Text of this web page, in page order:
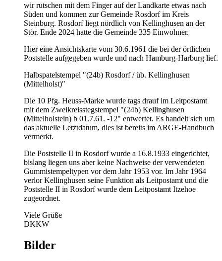
wir rutschen mit dem Finger auf der Landkarte etwas nach
Süden und kommen zur Gemeinde Rosdorf im Kreis
Steinburg. Rosdorf liegt nördlich von Kellinghusen an der
Stör. Ende 2024 hatte die Gemeinde 335 Einwohner.
Hier eine Ansichtskarte vom 30.6.1961 die bei der örtlichen
Poststelle aufgegeben wurde und nach Hamburg-Harburg lief.
Halbspatelstempel "(24b) Rosdorf / üb. Kellinghusen
(Mittelholst)"
Die 10 Pfg. Heuss-Marke wurde tags drauf im Leitpostamt
mit dem Zweikreisstegstempel "(24b) Kellinghusen
(Mittelholstein) b 01.7.61. -12" entwertet. Es handelt sich um
das aktuelle Letztdatum, dies ist bereits im ARGE-Handbuch
vermerkt.
Die Poststelle II in Rosdorf wurde a 16.8.1933 eingerichtet,
bislang liegen uns aber keine Nachweise der verwendeten
Gummistempeltypen vor dem Jahr 1953 vor. Im Jahr 1964
verlor Kellinghusen seine Funktion als Leitpostamt und die
Poststelle II in Rosdorf wurde dem Leitpostamt Itzehoe
zugeordnet.
Viele Grüße
DKKW
Bilder